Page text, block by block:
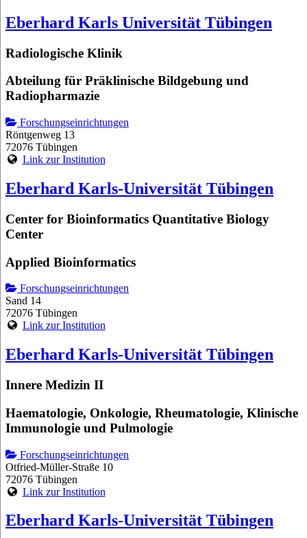
Eberhard Karls Universität Tübingen
Radiologische Klinik
Abteilung für Präklinische Bildgebung und
Radiopharmazie
Forschungseinrichtungen
Röntgenweg 13
72076 Tübingen
Link zur Institution
Eberhard Karls-Universität Tübingen
Center for Bioinformatics Quantitative Biology
Center
Applied Bioinformatics
Forschungseinrichtungen
Sand 14
72076 Tübingen
Link zur Institution
Eberhard Karls-Universität Tübingen
Innere Medizin II
Haematologie, Onkologie, Rheumatologie, Klinische
Immunologie und Pulmologie
Forschungseinrichtungen
Otfried-Müller-Straße 10
72076 Tübingen
Link zur Institution
Eberhard Karls-Universität Tübingen